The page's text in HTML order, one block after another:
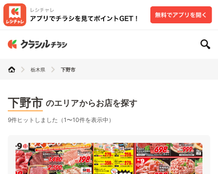
栃木県 下野市
下野市 のエリアからお店を探す
9件ヒットしました（1〜10件を表示中）